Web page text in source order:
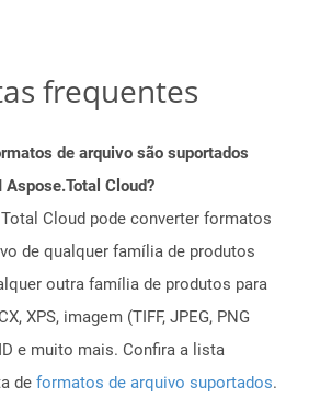
frequentes
de arquivo são suportados
Aspose.Total Cloud?
Cloud pode converter formatos
de qualquer família de produtos
outra família de produtos para
XPS, imagem (TIFF, JPEG, PNG
e muito mais. Confira a lista
de formatos de arquivo suportados.